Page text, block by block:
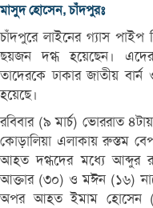
মাসুদ হোসেন, চাঁদপুরঃ
চাঁদপুরে লাইনের গ্যাস
ছয়জন দগ্ধ হয়েছেন।
তাদেরকে ঢাকার জাতীয় বার্ন
হয়েছে।
রবিবার (৯ মার্চ) ভোররাত
কোড়ালিয়া এলাকায় রুস্তম
আহত দগ্ধদের মধ্যে আব্দুর
আক্তার (৩০) ও মঈন (১৬)
অপর আহত ইমাম হোসেন